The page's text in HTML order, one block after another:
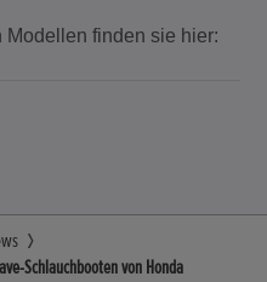
Modellen finden sie hier:
Schlauchbooten von Honda